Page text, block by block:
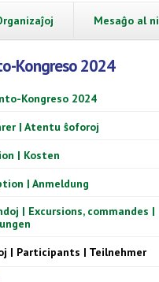
Mesaĝo al ni
Kongreso 2024
Kongreso 2024
| Atentu ŝoforoj
| Kosten
| Anmeldung
| Excursions, commandes |
| Participants | Teilnehmer